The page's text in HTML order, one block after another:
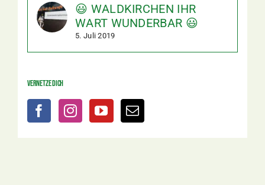
😃 WALDKIRCHEN IHR
WART WUNDERBAR 😃
5. Juli 2019
Vernetze dich